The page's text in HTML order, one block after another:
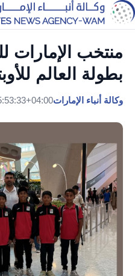
منتخب
بطولة العالم
وكالة أنباء الإمارات